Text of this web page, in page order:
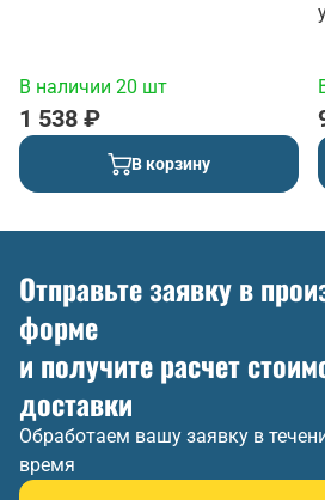
В наличии 20 шт
1 538 ₽
В корзину
Отправьте заявку в
форме
и получите расчет
доставки
Обработаем вашу заявку в
время